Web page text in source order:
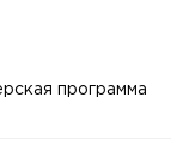
программа